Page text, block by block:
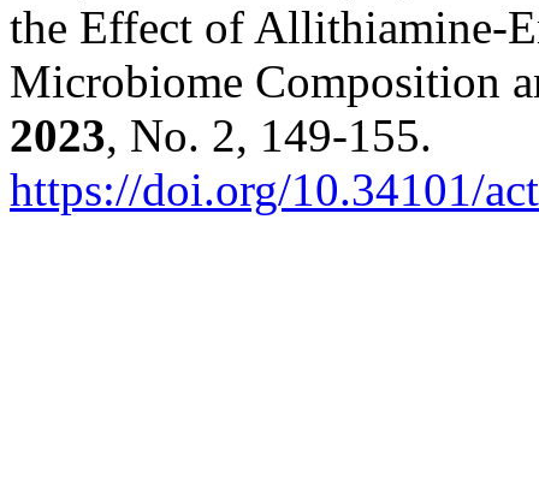
the Effect of Allithiamine-
Microbiome Composition
2023, No. 2, 149-155.
https://doi.org/10.34101/